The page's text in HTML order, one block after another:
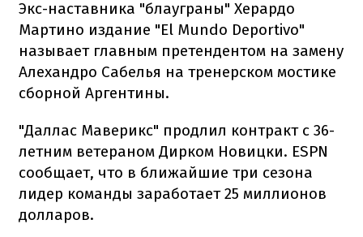
Экс-наставника "блауграны" Херардо
Мартино издание "El Mundo Deportivo"
называет главным претендентом на замену
Алехандро Сабелья на тренерском мостике
сборной Аргентины.
"Даллас Маверикс" продлил контракт с 36-
летним ветераном Дирком Новицки. ESPN
сообщает, что в ближайшие три сезона
лидер команды заработает 25 миллионов
долларов.